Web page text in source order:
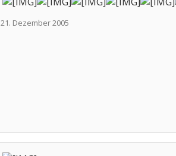
21. Dezember 2005